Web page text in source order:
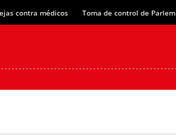
contra médicos Toma de control de Parlem